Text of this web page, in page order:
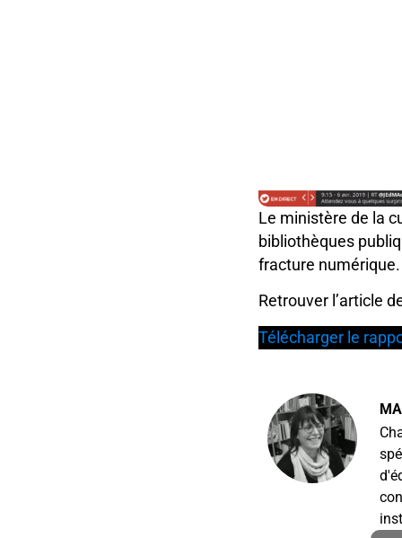
Le ministère de la
bibliothèques
fracture numérique.
Retrouver l’article
Télécharger le